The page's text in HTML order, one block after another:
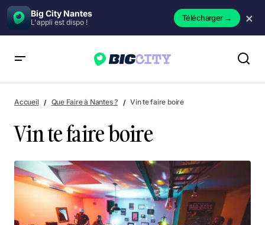
Big City Nantes
L'appli est dispo ! Télécharger→ ×
Accueil Que Faire à Nantes ? Vin te faire boire
Vin te faire boire